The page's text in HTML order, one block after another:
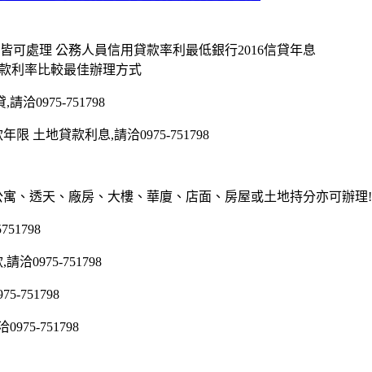
可處理 公務人員信用貸款率利最低銀行2016信貸年息
利率比較最佳辦理方式
請洽0975-751798
限 土地貸款利息,請洽0975-751798
、透天、廠房、大樓、華廈、店面、房屋或土地持分亦可辦理!
洽0975-751798
751798
0975-751798